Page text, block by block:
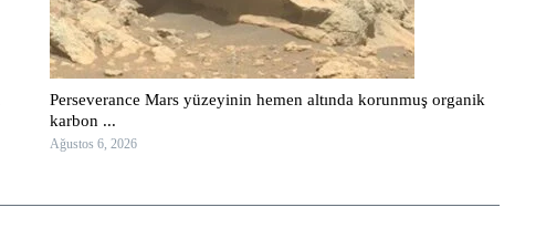
Perseverance Mars yüzeyinin hemen altında korunmuş organik
karbon ...
Ağustos 6, 2026